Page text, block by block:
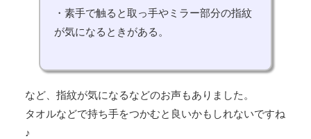
・素手で触ると取っ手やミラー部分の指紋
が気になるときがある。
など、指紋が気になるなどのお声もありました。
タオルなどで持ち手をつかむと良いかもしれないですね
♪